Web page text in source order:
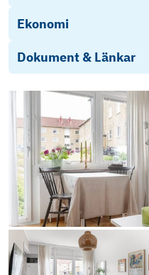
Ekonomi
Dokument & Länkar
Årsredovisning-2023
Energideklaration
Frågelista
Driftkostnaden